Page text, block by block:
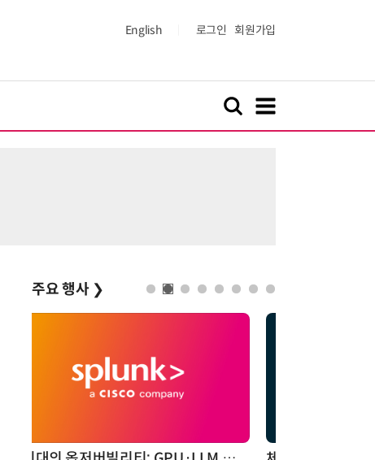
English 로그인 회원가입
주요 행사 ❯